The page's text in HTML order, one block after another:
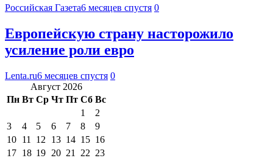
Российская Газета6 месяцев спустя 0
Европейскую страну насторожило
усиление роли евро
Lenta.ru6 месяцев спустя 0
Август 2026
Пн Вт Ср Чт Пт Сб Вс
1
2
3
4 5 6 7 8
9
10 11 12 13 14 15 16
17 18 19 20 21 22 23